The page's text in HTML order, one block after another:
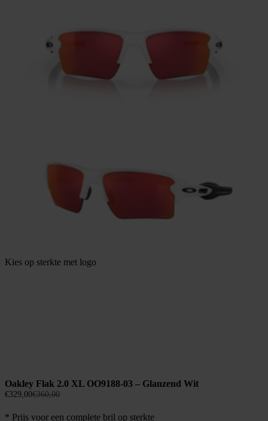
Kies op sterkte met logo
Oakley Flak 2.0 XL OO9188-03 – Glanzend Wit
€360,00
Oorspronkelijke
was:
€329,00
Huidige
is:
* Prijs voor een complete bril op sterkte